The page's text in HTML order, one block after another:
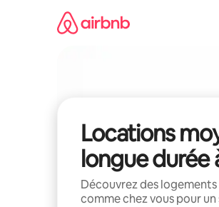
Locations
longue durée
Découvrez des
comme chez vous pour